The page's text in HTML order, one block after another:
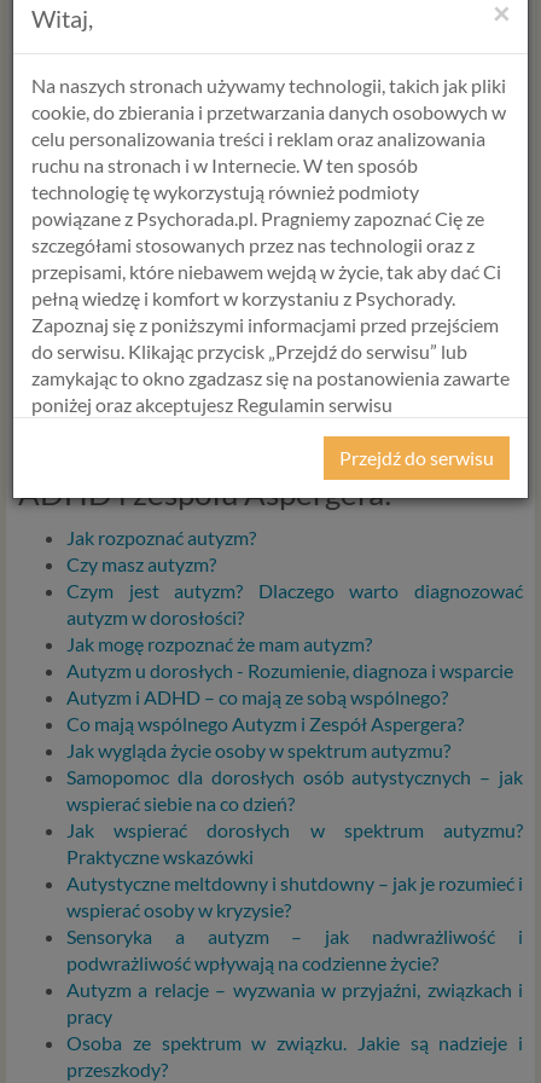
przestrzeń, w której każdy może czuć się bezpiecznie.
👉Diagnoza spektrum autyzmu >
👉 Diagnoza ADHD podstawowa lub diagnozarozszerzona
o test osobowości MMPI >
👉 Konsultacja wstępna >
Do zobaczenia po drugiej stronie
Alicja Krawczyk
mgrpsychologii
Terapeuta SFBT
Więcej artykulów na temat autyzmu,
ADHD i zespołu Aspergera:
Jak rozpoznać autyzm?
Czy masz autyzm?
Czym jest autyzm? Dlaczego warto diagnozować
autyzm w dorosłości?
Jak mogę rozpoznać że mam autyzm?
Autyzm u dorosłych - Rozumienie, diagnoza i wsparcie
Autyzm i ADHD – co mają ze sobą wspólnego?
Co mają wspólnego Autyzm i Zespół Aspergera?
Jak wygląda życie osoby w spektrum autyzmu?
Samopomoc dla dorosłych osób autystycznych – jak
wspierać siebie na co dzień?
Jak wspierać dorosłych w spektrum autyzmu?
Praktyczne wskazówki
Autystyczne meltdowny i shutdowny – jak je rozumieć i
wspierać osoby w kryzysie?
Sensoryka a autyzm – jak nadwrażliwość i
podwrażliwość wpływają na codzienne życie?
Autyzm a relacje – wyzwania w przyjaźni, związkach i
pracy
Osoba ze spektrum w związku. Jakie są nadzieje i
przeszkody?
×
Witaj,
Na naszych stronach używamy technologii, takich jak pliki
cookie, do zbierania i przetwarzania danych osobowych w
celu personalizowania treści i reklam oraz analizowania
ruchu na stronach i w Internecie. W ten sposób
technologię tę wykorzystują również podmioty
powiązane z Psychorada.pl. Pragniemy zapoznać Cię ze
szczegółami stosowanych przez nas technologii oraz z
przepisami, które niebawem wejdą w życie, tak aby dać Ci
pełną wiedzę i komfort w korzystaniu z Psychorady.
Zapoznaj się z poniższymi informacjami przed przejściem
do serwisu. Klikając przycisk „Przejdź do serwisu” lub
zamykając to okno zgadzasz się na postanowienia zawarte
poniżej oraz akceptujesz Regulamin serwisu
Rozporządzenie Parlamentu Europejskiego i Rady (UE)
2016/679 z dnia 27 kwietnia 2016 r. w sprawie ochrony
osób fizycznych w związku z przetwarzaniem danych
osobowych i w sprawie swobodnego przepływu takich
danych oraz uchylenia dyrektywy 95/46/WE (określane
popularnie jako „RODO”). RODO obowiązywać będzie w
identycznym zakresie we wszystkich krajach Unii
Europejskiej, a więc także w Polsce i wprowadza szereg
zmian w zasadach regulujących przetwarzanie danych
osobowych, które będą miały wpływ na wiele dziedzin
życia, w tym na korzystanie z usług internetowych, takich
jak między innymi usługi serwisu Psychorada.pl. W tej
informacji przedstawiamy skrót najważniejszych
zagadnień dotyczących przetwarzania Twoich danych
osobowych, jakie może mieć miejsce po 25 maja 2018 r. w
związku z korzystaniem z naszych usług. Prosimy Cię o jej
przeczytanie, nie zajmie to więcej niż kilka minut.
Czym są dane osobowe
Dane osobowe to, zgodnie z RODO, informacje o
Przejdź do serwisu